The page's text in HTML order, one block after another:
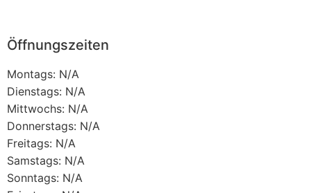
Öffnungszeiten
Montags: N/A
Dienstags: N/A
Mittwochs: N/A
Donnerstags: N/A
Freitags: N/A
Samstags: N/A
Sonntags: N/A